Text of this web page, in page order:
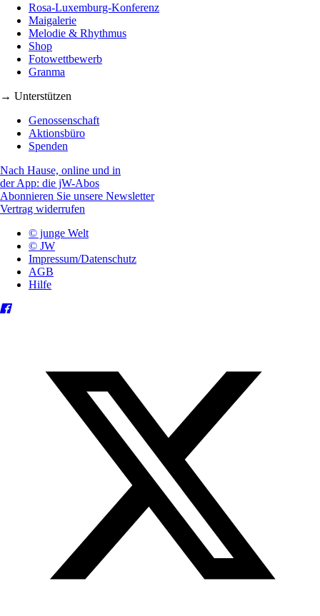
Rosa-Luxemburg-Konferenz
Maigalerie
Melodie & Rhythmus
Shop
Fotowettbewerb
Granma
→ Unterstützen
Genossenschaft
Aktionsbüro
Spenden
Nach Hause, online und in
der App: die jW-Abos
Abonnieren Sie unsere Newsletter
Vertrag widerrufen
© junge Welt
© JW
Impressum/Datenschutz
AGB
Hilfe